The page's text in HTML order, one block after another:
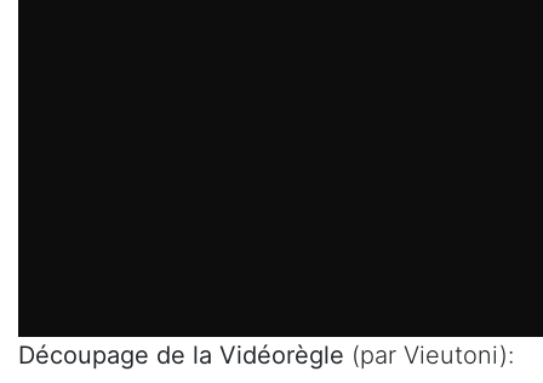
Découpage de la Vidéorègle (par Vieutoni):